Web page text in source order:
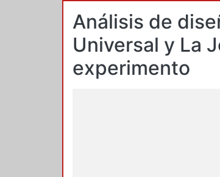
Análisis de
Universal y La
experimento